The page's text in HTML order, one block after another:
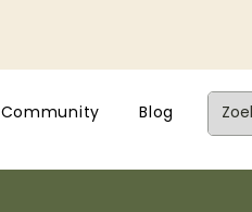
Community Blog